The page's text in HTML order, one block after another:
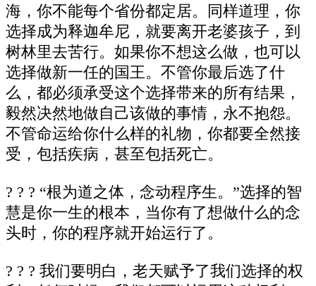
海，你不能每个省份都定居。同样道理，你
选择成为释迦牟尼，就要离开老婆孩子，到
树林里去苦行。如果你不想这么做，也可以
选择做新一任的国王。不管你最后选了什
么，都必须承受这个选择带来的所有结果，
毅然决然地做自己该做的事情，永不抱怨。
不管命运给你什么样的礼物，你都要全然接
受，包括疾病，甚至包括死亡。
? ? ? “根为道之体，念动程序生。”选择的智
慧是你一生的根本，当你有了想做什么的念
头时，你的程序就开始运行了。
? ? ? 我们要明白，老天赋予了我们选择的权